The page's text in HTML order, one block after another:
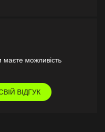
маєте можливість
ВІДГУК